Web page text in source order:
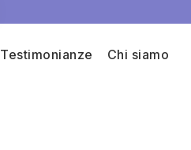
Testimonianze Chi siamo